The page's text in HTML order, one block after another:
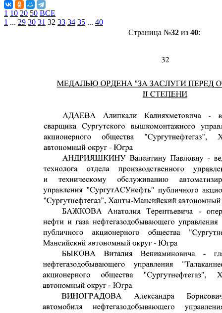
1 10 20 50 ВСЕ
1 ... 29 30 31 32 33 34 35 ... 40
Страница №32из 40: